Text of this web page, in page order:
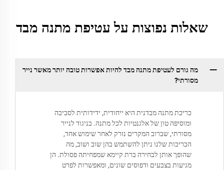
שאלות נפוצות על עטיפת מתנה מבד
מה גורם לעטיפת מתנה מבד להיות אפשרות טובה יותר מאשר נייר
מסורתי?
כריכת מתנה מבדנית היא ייחודית, ידידותית לסביבה
ומוסיפה טון של אלגנטיות לכל מתנה. בניגוד לנייר
מסורתי, שברוב המקרים נזרק לאחר שימוש אחד,
הכריכות שלנו ניתן להשתמש בהן שוב ושוב, מה
שהופך אותן לבחירה ברת קיימא שמפחיתה פסולת. הן
מגיעות בצבעים ודפוסים שונים, ומאפשרות לפרט